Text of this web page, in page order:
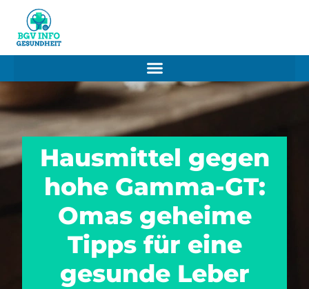
Hausmittel gegen
hohe Gamma-GT:
Omas geheime
Tipps für eine
gesunde Leber